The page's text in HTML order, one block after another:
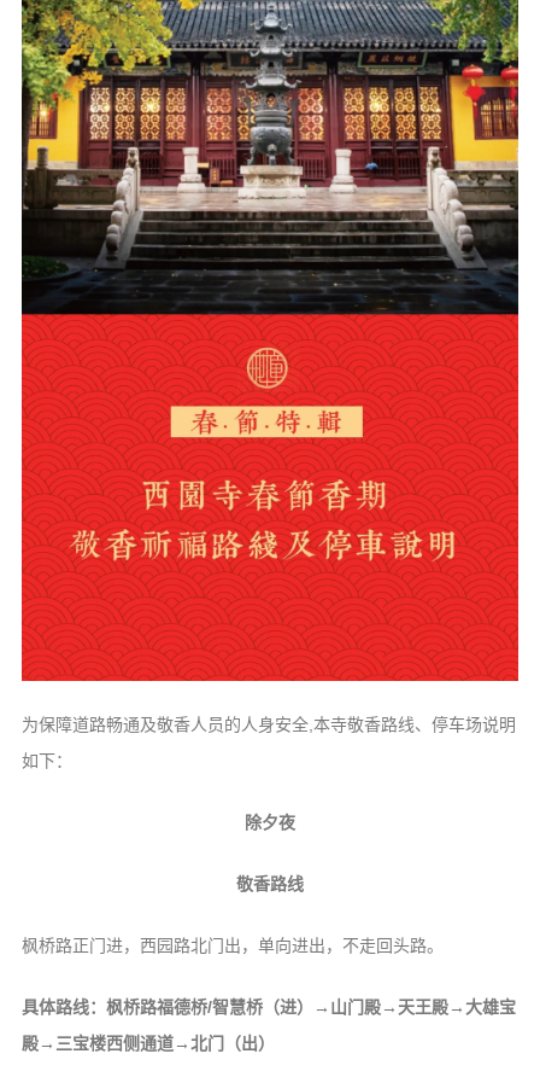
法音宣流
音频视频
弘法书籍
助印功德
弘法活动
西园法讯
皈依斋戒
义工家园
观世音热线
菩提静修营
观自在禅修营
教理研究
学报论集
信息公告
戒幢论坛
为保障道路畅通及敬香人员的人身安全,本寺敬香路线、停车场说明
如下：
除夕夜
敬香路线
枫桥路正门进，西园路北门出，单向进出，不走回头路。
具体路线：枫桥路福德桥/智慧桥（进）→山门殿→天王殿→大雄宝
殿→三宝楼西侧通道→北门（出）